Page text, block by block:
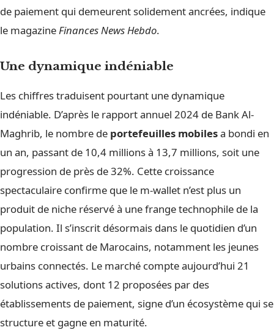
de paiement qui demeurent solidement ancrées, indique
le magazineFinances News Hebdo.
Une dynamique indéniable
Les chiffres traduisent pourtant une dynamique
indéniable. D’après le rapport annuel 2024 de Bank Al-
Maghrib, le nombre de portefeuilles mobilesa bondi en
un an, passant de 10,4 millions à 13,7 millions, soit une
progression de près de 32%. Cette croissance
spectaculaire confirme que le m-wallet n’est plus un
produit de niche réservé à une frange technophile de la
population. Il s’inscrit désormais dans le quotidien d’un
nombre croissant de Marocains, notamment les jeunes
urbains connectés. Le marché compte aujourd’hui 21
solutions actives, dont 12 proposées par des
établissements de paiement, signe d’un écosystème qui se
structure et gagne en maturité.